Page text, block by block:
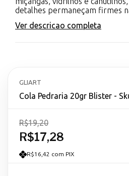
detalhes permaneçam firmes
Ver descricao completa
GLIART
Cola Pedraria 20gr Blister -
R$17,28
R$19,20
R$16,42 com PIX